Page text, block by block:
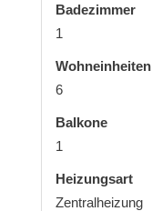
Badezimmer
1
Wohneinheiten
6
Balkone
1
Heizungsart
Zentralheizung